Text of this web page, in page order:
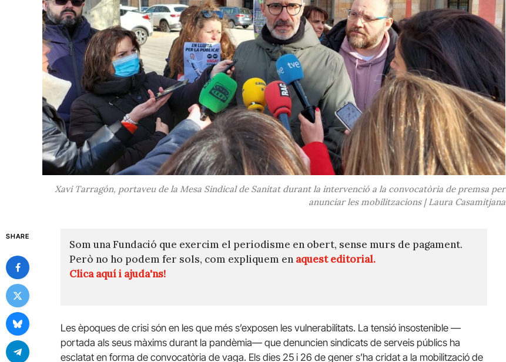
Xavi Tarragón, portaveu de la Mesa Sindical de Sanitat durant la intervenció a la convocatòria de premsa per
anunciar les mobilitzacions | Laura Casamitjana
SHARE
Som una Fundació que exercim el periodisme en obert, sense murs de pagament.
Però no ho podem fer sols, com expliquem en aquest editorial.
Clica aquí i ajuda'ns!
Les èpoques de crisi són en les que més s’exposen les vulnerabilitats. La tensió insostenible —
portada als seus màxims durant la pandèmia— que denuncien sindicats de serveis públics ha
esclatat en forma de convocatòria de vaga. Els dies 25 i 26 de gener s’ha cridat a la mobilització de